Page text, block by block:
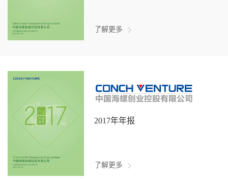
了解更多
2017年年报
了解更多